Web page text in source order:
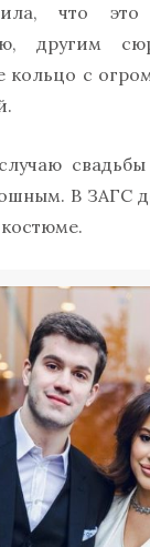
что
другим
кольцо с
В ЗАГС